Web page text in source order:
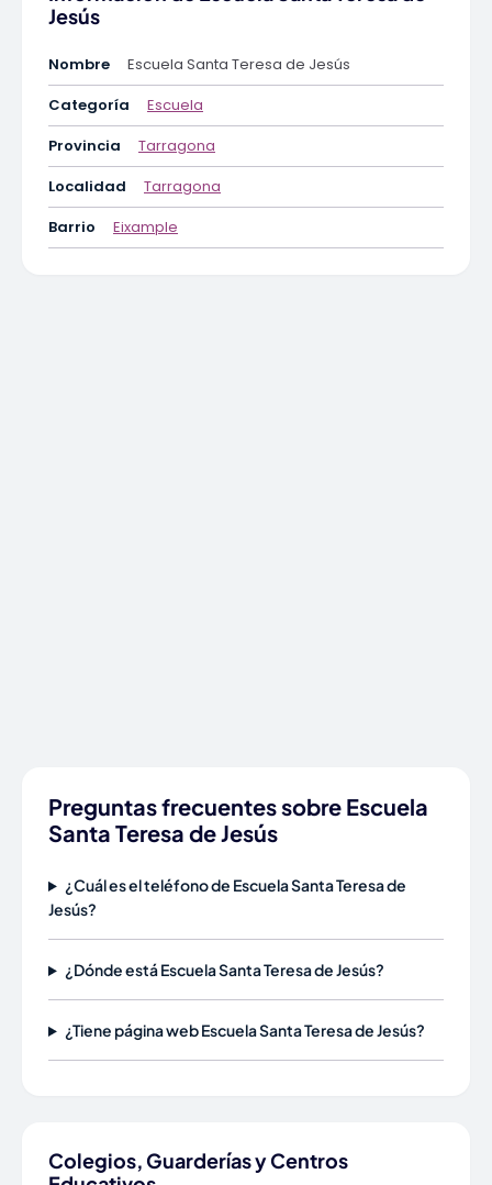
Jesús
Nombre
Escuela Santa Teresa de Jesús
Categoría
Escuela
Provincia
Tarragona
Localidad
Tarragona
Barrio
Eixample
Preguntas frecuentes sobre Escuela
Santa Teresa de Jesús
¿Cuál es el teléfono de Escuela Santa Teresa de
Jesús?
¿Dónde está Escuela Santa Teresa de Jesús?
¿Tiene página web Escuela Santa Teresa de Jesús?
Colegios, Guarderías y Centros